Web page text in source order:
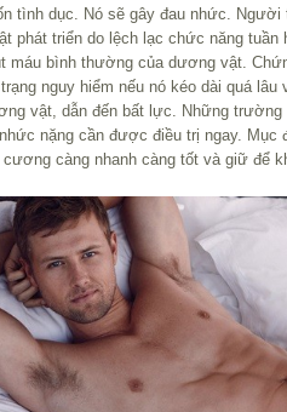
tình dục. Nó sẽ gây đau nhức.
phát triển do lệch lạc chức năng tuần
máu bình thường của dương vật.
nguy hiểm nếu nó kéo dài quá lâu
vật, dẫn đến bất lực. Những
nặng cần được điều trị ngay. Mục
càng nhanh càng tốt và giữ để